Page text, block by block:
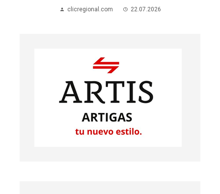
clicregional.com